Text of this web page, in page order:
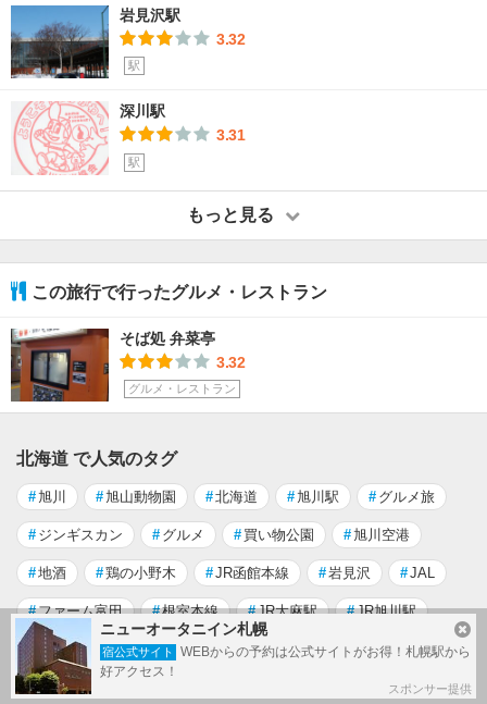
岩見沢駅
3.32
駅
深川駅
3.31
駅
もっと見る
この旅行で行ったグルメ・レストラン
そば処 弁菜亭
3.32
グルメ・レストラン
北海道 で人気のタグ
#旭川 #旭山動物園 #北海道 #旭川駅 # グルメ旅
# ジンギスカン # グルメ # 買い物公園 #旭川空港
#地酒 #鶏の小野木 #JR函館本線 #岩見沢 #JAL
#ファーム富田 #根室本線 #JR大麻駅 #JR旭川駅
# 姿見駅 #３・６街
もっと見る
ニューオータニイン札幌
宿公式サイト
WEBからの予約は公式サイトがお得！札幌駅から
好アクセス！
スポンサー提供